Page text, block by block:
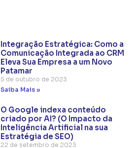
Integração Estratégica: Como a
Comunicação Integrada ao CRM
Eleva Sua Empresa a um Novo
Patamar
5 de outubro de 2023
Saiba Mais »
O Google indexa conteúdo
criado por AI? (O Impacto da
Inteligência Artificial na sua
Estratégia de SEO)
22 de setembro de 2023